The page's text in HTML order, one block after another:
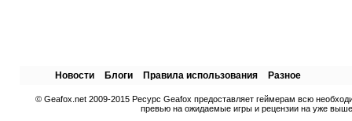
Новости Блоги Правила использования Разное
© Geafox.net 2009-2015 Ресурс Geafox предоставляет геймерам всю
превью на ожидаемые игры и рецензии на уже